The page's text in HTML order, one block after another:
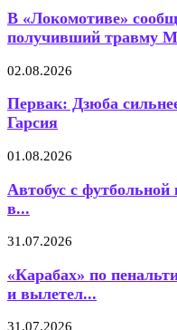
В «Локомотиве»
получивший травму
02.08.2026
Первак: Дзюба
Гарсия
01.08.2026
Автобус с
в...
31.07.2026
«Карабах» по
и вылетел...
31.07.2026